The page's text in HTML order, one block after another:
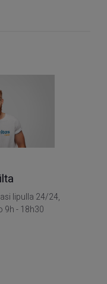
lipulla 24/24,
9h - 18h30